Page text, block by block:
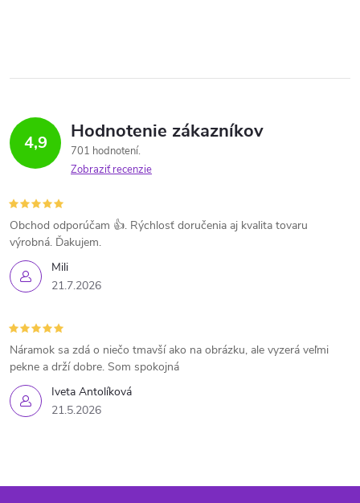
4,9 Hodnotenie zákazníkov
701 hodnotení
Zobraziť recenzie
Mili
21.7.2026
Obchod odporúčam 👍. Rýchlosť doručenia aj kvalita tovaru
výrobná. Ďakujem.
Iveta Antolíková
21.5.2026
Náramok sa zdá o niečo tmavší ako na obrázku, ale vyzerá veľmi
pekne a drží dobre. Som spokojná